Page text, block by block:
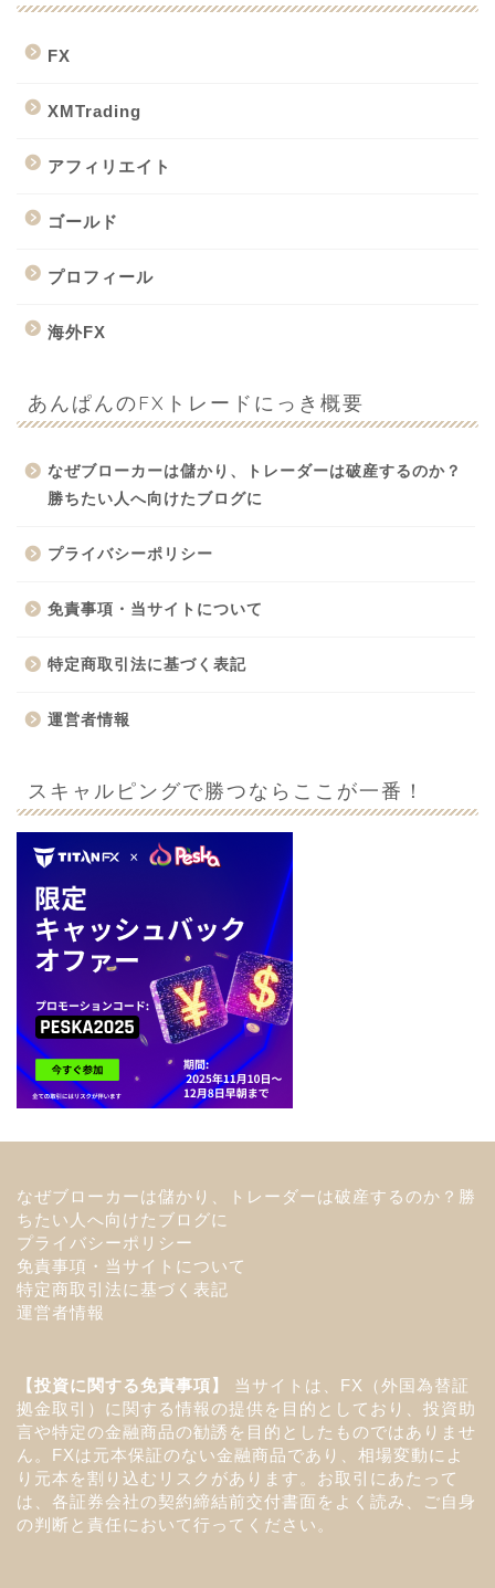
FX
XMTrading
アフィリエイト
ゴールド
プロフィール
海外FX
あんぱんのFXトレードにっき概要
なぜブローカーは儲かり、トレーダーは破産するのか？
勝ちたい人へ向けたブログに
プライバシーポリシー
免責事項・当サイトについて
特定商取引法に基づく表記
運営者情報
スキャルピングで勝つならここが一番！
なぜブローカーは儲かり、トレーダーは破産するのか？勝
ちたい人へ向けたブログに
プライバシーポリシー
免責事項・当サイトについて
特定商取引法に基づく表記
運営者情報
【投資に関する免責事項】
当サイトは、FX（外国為替証
拠金取引）に関する情報の提供を目的としており、投資助
言や特定の金融商品の勧誘を目的としたものではありませ
ん。FXは元本保証のない金融商品であり、相場変動によ
り元本を割り込むリスクがあります。お取引にあたって
は、各証券会社の契約締結前交付書面をよく読み、ご自身
の判断と責任において行ってください。